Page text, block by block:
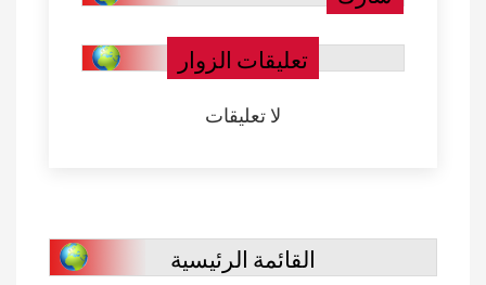
تعليقات الزوار
لا تعليقات
القائمة الرئيسية